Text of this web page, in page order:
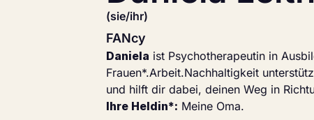
(sie/ihr)
FANcy
Daniela ist Psychotherapeutin in
Frauen*.Arbeit.Nachhaltigkeit
und hilft dir dabei, deinen Weg in
Ihre Heldin*: Meine Oma.